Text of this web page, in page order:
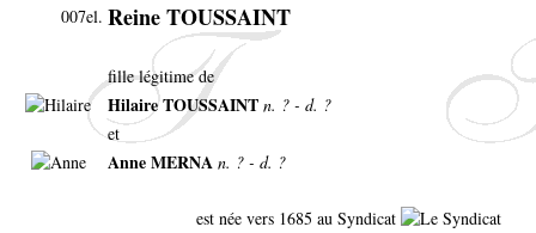
007el. Reine TOUSSAINT
fille légitime de
Hilaire TOUSSAINT n. ? - d. ?
et
Anne MERNA n. ? - d. ?
est née vers 1685 au Syndicat